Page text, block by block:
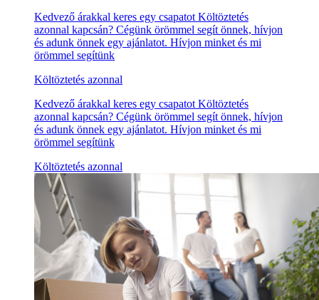
Kedvező árakkal keres egy csapatot Költöztetés
azonnal kapcsán? Cégünk örömmel segít önnek, hívjon
és adunk önnek egy ajánlatot. Hívjon minket és mi
örömmel segítünk
Költöztetés azonnal
Kedvező árakkal keres egy csapatot Költöztetés
azonnal kapcsán? Cégünk örömmel segít önnek, hívjon
és adunk önnek egy ajánlatot. Hívjon minket és mi
örömmel segítünk
Költöztetés azonnal